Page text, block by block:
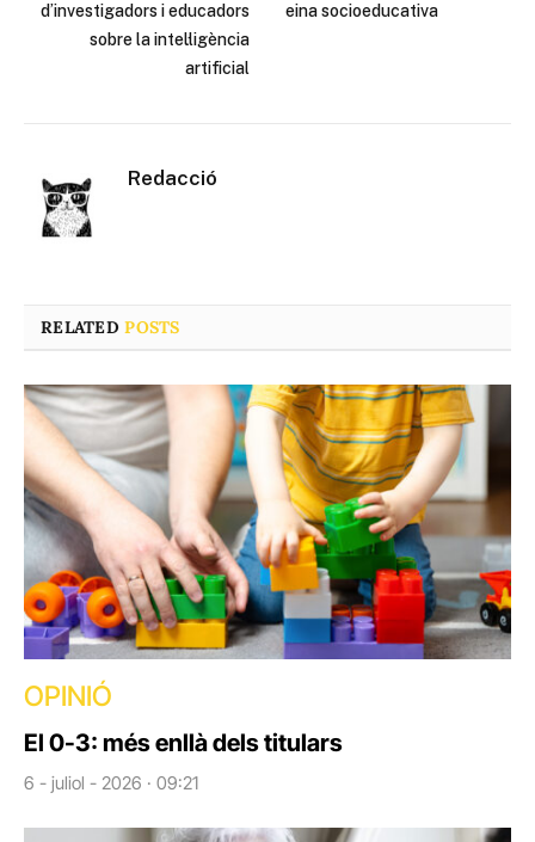
d’investigadors i educadors
sobre la intel·ligència
artificial
eina socioeducativa
Redacció
RELATEDPOSTS
OPINIÓ
El 0-3: més enllà dels titulars
6 - juliol - 2026 · 09:21